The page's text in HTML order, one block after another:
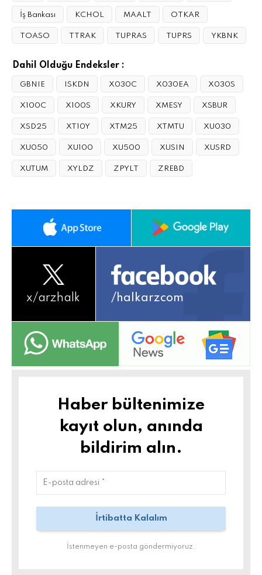
İş Bankası KCHOL MAALT OTKAR
TOASO TTRAK TUPRAS TUPRS YKBNK
Dahil Olduğu Endeksler :
GBNIE ISKDN X030C X030EA X030S
X100C X100S XKURY XMESY XSBUR
XSD25 XT10Y XTM25 XTMTU XU030
XU050 XU100 XU500 XUSIN XUSRD
XUTUM XYLDZ ZPYLT ZREBD
x/arzhalk /halkarzcom
Haber bültenimize
kayıt olun, anında
bildirim alın.
İstenmeyen e-posta göndermiyoruz.